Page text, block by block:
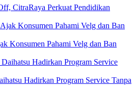
CitraRaya Perkuat Pendidikan
Konsumen Pahami Velg dan Ban
Hadirkan Program Service Tanpa